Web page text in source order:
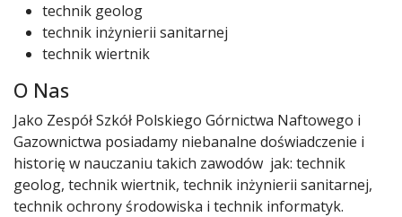
technik geolog
technik inżynierii sanitarnej
technik wiertnik
O Nas
Jako Zespół Szkół Polskiego Górnictwa Naftowego i
Gazownictwa posiadamy niebanalne doświadczenie i
historię w nauczaniu takich zawodów jak: technik
geolog, technik wiertnik, technik inżynierii sanitarnej,
technik ochrony środowiska i technik informatyk.